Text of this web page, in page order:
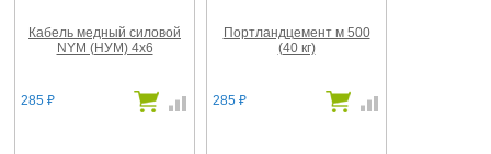
Кабель медный силовой
NYM (НУМ) 4х6
285 ₽
Портландцемент м 500
(40 кг)
285 ₽